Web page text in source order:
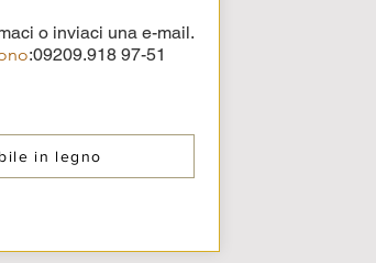
o inviaci una e-mail.
:09209.918 97-51
in legno